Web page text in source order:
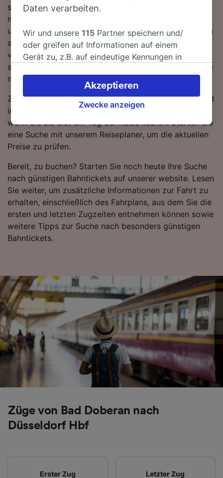
sich über 470 km erstreckt, etwa 28 Züge am Tag. Sie
müssen während der Fahrt nach Düsseldorf Hbf 1-mal
umsteigen, da derzeit keine direkten Zugverbindungen
auf dieser Route verfügbar sind. Auf dieser Strecke
verkehren sowohl ICE DB als auch FlixTrain Züge, die
standardmäßig einen modernen, komfortablen Service
mit viel Platz für Gepäck bieten.
Zugtickets von Bad Doberan nach Düsseldorf Hbf sind
in der Regel günstiger, wenn Sie im Voraus buchen, als
wenn Sie sie erst am Tag der Reise kaufen. Starten Sie
eine Suche mit unserem Reiseplaner, um die aktuellen
Preise zu prüfen.
Bereit, zu buchen? Starten Sie noch heute Ihre Suche
nach günstigen Bahntickets auf unserer website. Lesen
Sie weiter, um zusätzliche Informationen zur Fahrt zu
erhalten, einschließlich des Fahrplans, aus dem Sie die
ersten und letzten Zugzeiten entnehmen können sowie
weitere Tipps zur Suche nach besonders günstigen
Bahntickets.
Züge von Bad Doberan nach
Düsseldorf Hbf
Erster Zug
Letzter Zug
Daten verarbeiten.
Wir und unsere115 Partner speichern und/
oder greifen auf Informationen auf einem
Gerät zu, z.B. auf eindeutige Kennungen in
verarbeiten. Sie können Ihre Präferenzen
akzeptieren oder verwalten, einschließlich
Ihres Widerspruchsrechts bei berechtigtem
besuchen Sie jederzeit die Seite der
Datenschutzrichtlinie. Diese Präferenzen
werden unseren Partnern signalisiert und
haben keinen Einfluss auf Surfdaten. Ihre
Daten werden nicht für Tracking-Zwecke
verwendet, wenn Sie uns gebeten haben, Ihr
Surfverhalten nicht zu verfolgen.
Wir und unsere Partner verarbeiten Daten, um
Folgendes bereitzustellen:
Verwendung genauer Standortdaten.
Personalisierte Werbung und Inhalte, Messung
von Werbeleistung und der Performance von
Inhalten, Zielgruppenforschung sowie
Entwicklung und Verbesserung von
Angeboten.
Liste der Partner (Lieferanten)
Zwecke anzeigen
Akzeptieren